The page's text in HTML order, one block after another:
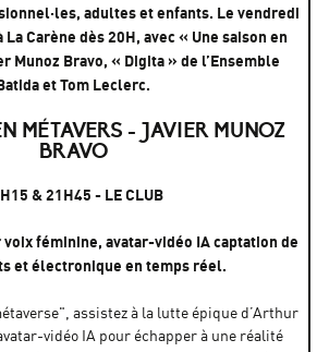
adultes et enfants. Le vendredi
Carène dès 20H, avec « Une saison en
Munoz Bravo, « Digita » de l’Ensemble
et Tom Leclerc.
MÉTAVERS - JAVIER MUNOZ
BRAVO
& 21H45 - LE CLUB
féminine, avatar-vidéo IA captation de
et électronique en temps réel.
assistez à la lutte épique d’Arthur
vidéo IA pour échapper à une réalité